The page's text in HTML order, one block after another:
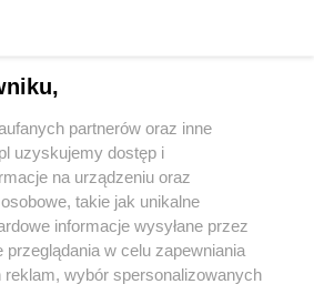
partnerów oraz inne
uzyskujemy dostęp i
na urządzeniu oraz
takie jak unikalne
informacje wysyłane przez
przeglądania w celu zapewniania
wybór spersonalizowanych